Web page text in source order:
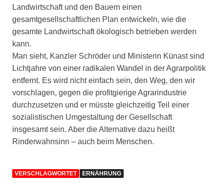
Landwirtschaft und den Bauern einen
gesamtgesellschaftlichen Plan entwickeln, wie die
gesamte Landwirtschaft ökologisch betrieben werden
kann.
Man sieht, Kanzler Schröder und Ministerin Künast sind
Lichtjahre von einer radikalen Wandel in der Agrarpolitik
entfernt. Es wird nicht einfach sein, den Weg, den wir
vorschlagen, gegen die profitgierige Agrarindustrie
durchzusetzen und er müsste gleichzeitig Teil einer
sozialistischen Umgestaltung der Gesellschaft
insgesamt sein. Aber die Alternative dazu heißt
Rinderwahnsinn – auch beim Menschen.
VERSCHLAGWORTET ERNÄHRUNG